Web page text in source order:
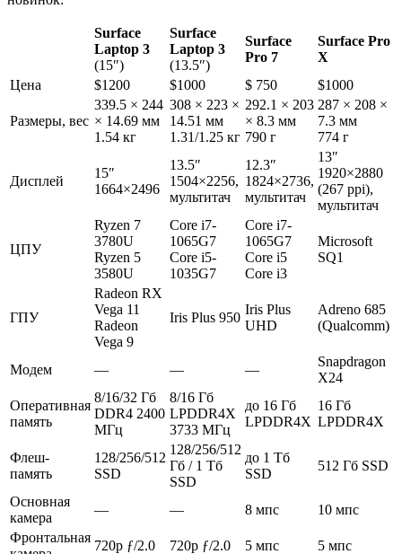
Surface
Laptop 3
(15″)
Surface
Laptop 3
(13.5″)
Surface
Pro 7
Surface Pro
X
Цена
$1200 $1000 $ 750 $1000
Размеры, вес
339.5 × 244
× 14.69 мм
1.54 кг
308 × 223 ×
14.51 мм
1.31/1.25 кг
292.1 × 203
× 8.3 мм
790 г
287 × 208 ×
7.3 мм
774 г
Дисплей
15″
1664×2496
13.5″
1504×2256,
мультитач
12.3″
1824×2736,
мультитач
13″
1920×2880
(267 ppi),
мультитач
ЦПУ
Ryzen 7
3780U
Ryzen 5
3580U
Core i7-
1065G7
Core i5-
1035G7
Core i7-
1065G7
Core i5
Core i3
Microsoft
SQ1
ГПУ
Radeon RX
Vega 11
Radeon
Vega 9
Iris Plus 950
Iris Plus
UHD
Adreno 685
(Qualcomm)
Модем — — —
Snapdragon
X24
Оперативная
память
8/16/32 Гб
DDR4 2400
МГц
8/16 Гб
LPDDR4X
3733 МГц
до 16 Гб
LPDDR4X
16 Гб
LPDDR4X
Флеш-
память
128/256/512
SSD
128/256/512
Гб / 1 Тб
SSD
до 1 Тб
SSD
512 Гб SSD
Основная
камера
— — 8 мпс
10 мпс
Фронтальная
720p ƒ/2.0 720p ƒ/2.0 5 мпс 5 мпс